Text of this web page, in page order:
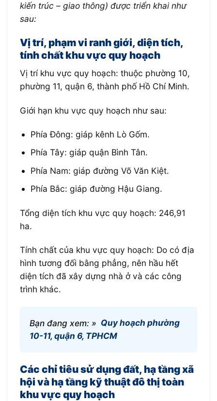
kiến trúc – giao thông) được triển khai như
sau:
Vị trí, phạm vi ranh giới, diện tích,
tính chất khu vực quy hoạch
Vị trí khu vực quy hoạch: thuộc phường 10,
phường 11, quận 6, thành phố Hồ Chí Minh.
Giới hạn khu vực quy hoạch như sau:
Phía Đông: giáp kênh Lò Gốm.
Phía Tây: giáp quận Bình Tân.
Phía Nam: giáp đường Võ Văn Kiệt.
Phía Bắc: giáp đường Hậu Giang.
Tổng diện tích khu vực quy hoạch: 246,91
ha.
Tính chất của khu vực quy hoạch: Do có địa
hình tương đối bằng phẳng, nên hầu hết
diện tích đã xây dựng nhà ở và các công
trình khác.
Bạn đang xem: » Quy hoạch phường
10-11, quận 6, TPHCM
Các chỉ tiêu sử dụng đất, hạ tầng xã
hội và hạ tầng kỹ thuật đô thị toàn
khu vực quy hoạch